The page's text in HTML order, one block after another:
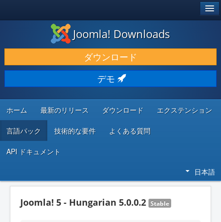
ダウンロードと機能拡張
発見と学び
コミュニティとサポート
開発者向けリソース
Joomla! Downloads
ダウンロード
デモ
ホーム 最新のリリース ダウンロード エクステンション
言語パック 技術的な要件 よくある質問
API ドキュメント
日本語
Joomla! 5 - Hungarian 5.0.0.2 Stable